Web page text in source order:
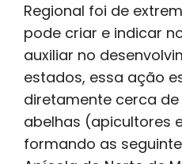
Regional foi de
pode criar e indicar
auxiliar no
estados, essa ação
diretamente cerca de
abelhas (apicultores
formando as